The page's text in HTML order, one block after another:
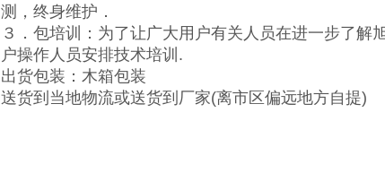
测，终身维护．
３．包培训：为了让广大用户有关人员在进一步了解
户操作人员安排技术培训.
出货包装：木箱包装
送货到当地物流或送货到厂家(离市区偏远地方自提)